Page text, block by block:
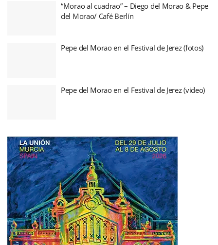
“Morao al cuadrao” – Diego del Morao & Pepe
del Morao/ Café Berlín
Pepe del Morao en el Festival de Jerez (fotos)
Pepe del Morao en el Festival de Jerez (video)